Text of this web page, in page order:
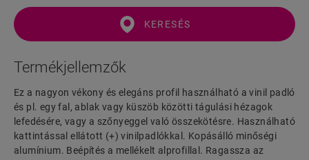
KERESÉS
Termékjellemzők
Ez a nagyon vékony és elegáns profil használható a vinil padló
és pl. egy fal, ablak vagy küszöb közötti tágulási hézagok
lefedésére, vagy a szőnyeggel való összekötésre. Használható
kattintással ellátott (+) vinilpadlókkal. Kopásálló minőségi
alumínium. Beépítés a mellékelt alprofillal. Ragassza az